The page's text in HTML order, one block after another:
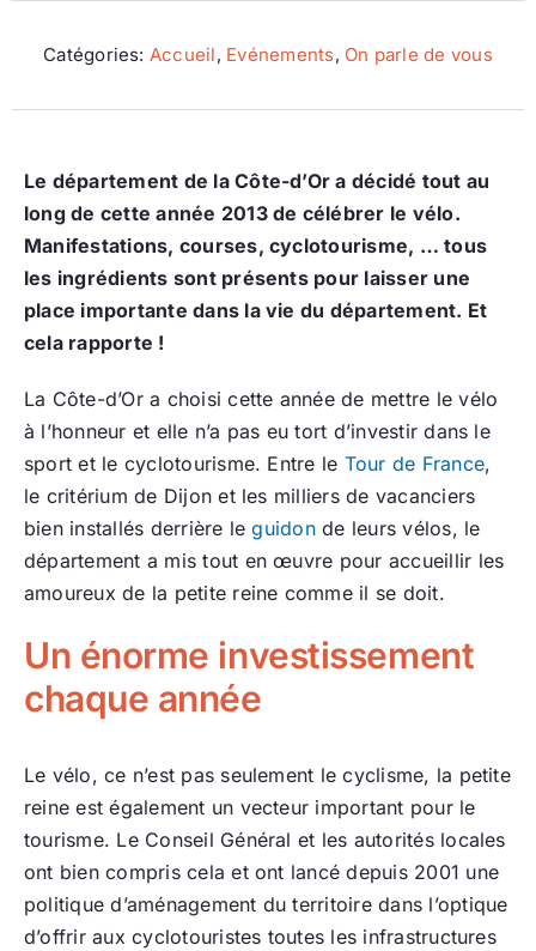
Catégories: Accueil, Evénements, On parle de vous
Le département de la Côte-d’Or a décidé tout au
long de cette année 2013 de célébrer le vélo.
Manifestations, courses, cyclotourisme, … tous
les ingrédients sont présents pour laisser une
place importante dans la vie du département. Et
cela rapporte !
La Côte-d’Or a choisi cette année de mettre le vélo
à l’honneur et elle n’a pas eu tort d’investir dans le
sport et le cyclotourisme. Entre le Tour de France,
le critérium de Dijon et les milliers de vacanciers
bien installés derrière leguidonde leurs vélos, le
département a mis tout en œuvre pour accueillir les
amoureux de la petite reine comme il se doit.
Un énorme investissement
chaque année
Le vélo, ce n’est pas seulement le cyclisme, la petite
reine est également un vecteur important pour le
tourisme. Le Conseil Général et les autorités locales
ont bien compris cela et ont lancé depuis 2001 une
politique d’aménagement du territoire dans l’optique
d’offrir aux cyclotouristes toutes les infrastructures